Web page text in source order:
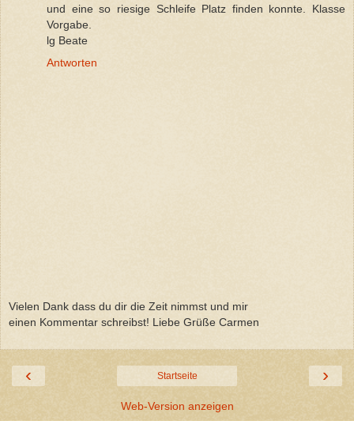
und eine so riesige Schleife Platz finden konnte. Klasse
Vorgabe.
lg Beate
Antworten
Vielen Dank dass du dir die Zeit nimmst und mir
einen Kommentar schreibst! Liebe Grüße Carmen
‹ ›
Startseite
Web-Version anzeigen